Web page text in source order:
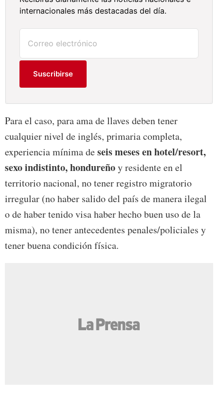
internacionales más destacadas del día.
Suscribirse
Para el caso, para ama de llaves deben tener
cualquier nivel de inglés, primaria completa,
experiencia mínima deseis meses en hotel/resort,
sexo indistinto, hondureñoy residente en el
territorio nacional, no tener registro migratorio
irregular (no haber salido del país de manera ilegal
o de haber tenido visa haber hecho buen uso de la
misma), no tener antecedentes penales/policiales y
tener buena condición física.